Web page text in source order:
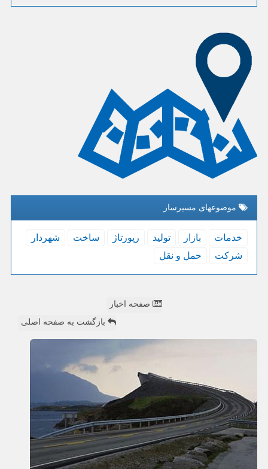
موضوعهای مسیرساز
خدمات بازار تولید رپورتاژ ساخت
شهردار
شركت
حمل و نقل
صفحه اخبار
بازگشت به صفحه اصلی